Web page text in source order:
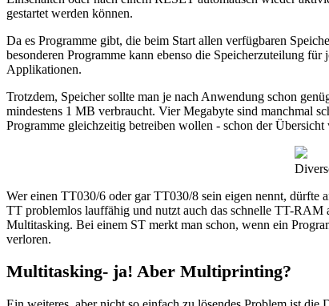
gestartet werden können.
Da es Programme gibt, die beim Start allen verfügbaren
besonderen Programme kann ebenso die Speicherzuteilung
Applikationen.
Trotzdem, Speicher sollte man je nach Anwendung schon
mindestens 1 MB verbraucht. Vier Megabyte sind manchmal
Programme gleichzeitig betreiben wollen - schon der Übersicht
Wer einen TT030/6 oder gar TT030/8 sein eigen nennt, dürfte
TT problemlos lauffähig und nutzt auch das schnelle TT-RAM
Multitasking. Bei einem ST merkt man schon, wenn ein
verloren.
Multitasking- ja! Aber Multiprinting?